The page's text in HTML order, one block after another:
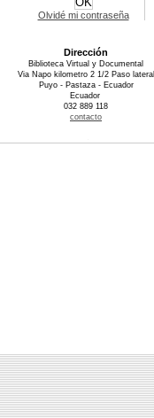
Olvidé mi contraseña
Dirección
Biblioteca Virtual y Documental
Via Napo kilometro 2 1/2 Paso lateral
Puyo - Pastaza - Ecuador
Ecuador
032 889 118
contacto